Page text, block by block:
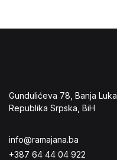
Gundulićeva 78, Banja Luka
Republika Srpska, BiH
info@ramajana.ba
+387 64 44 04 922